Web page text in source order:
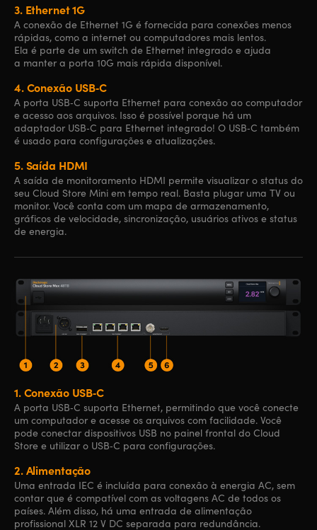
3.Ethernet 1G
A conexão de Ethernet 1G é fornecida para conexões menos
rápidas, como a internet ou computadores mais lentos.
Ela é parte de um switch de Ethernet integrado e ajuda
a manter a porta 10G mais rápida disponível.
4.Conexão USB‑C
A porta USB‑C suporta Ethernet para conexão ao computador
e acesso aos arquivos. Isso é possível porque há um
adaptador USB‑C para Ethernet integrado! O USB‑C também
é usado para configurações e atualizações.
5.Saída HDMI
A saída de monitoramento HDMI permite visualizar o status do
seu Cloud Store Mini em tempo real. Basta plugar uma TV ou
monitor. Você conta com um mapa de armazenamento,
gráficos de velocidade, sincronização, usuários ativos e status
de energia.
1.Conexão USB‑C
A porta USB‑C suporta Ethernet, permitindo que você conecte
um computador e acesse os arquivos com facilidade. Você
pode conectar dispositivos USB no painel frontal do Cloud
Store e utilizar o USB‑C para configurações.
2.Alimentação
Uma entrada IEC é incluída para conexão à energia AC, sem
contar que é compatível com as voltagens AC de todos os
países. Além disso, há uma entrada de alimentação
profissional XLR 12 V DC separada para redundância.